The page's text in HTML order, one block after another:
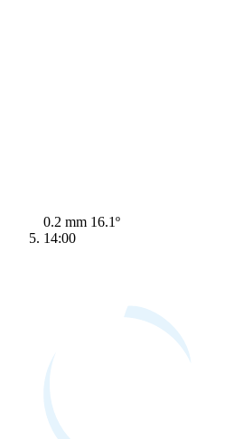
0.2 mm 16.1º
14:00